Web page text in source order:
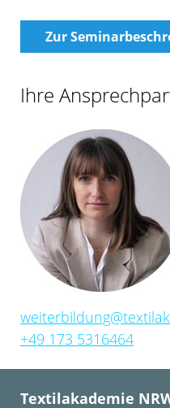
Zur
Ihre
+49 173 5316464
Textilakademie